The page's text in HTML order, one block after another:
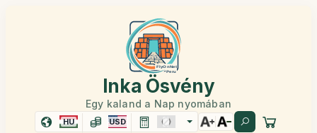
Inka Ösvény
Egy kaland a Nap nyomában
HU USD